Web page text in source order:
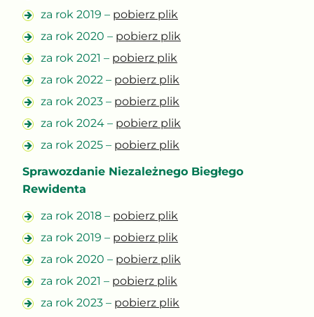
za rok 2019 – pobierz plik
za rok 2020 – pobierz plik
za rok 2021 – pobierz plik
za rok 2022 – pobierz plik
za rok 2023 – pobierz plik
za rok 2024 – pobierz plik
za rok 2025 – pobierz plik
Sprawozdanie Niezależnego Biegłego
Rewidenta
za rok 2018 – pobierz plik
za rok 2019 – pobierz plik
za rok 2020 – pobierz plik
za rok 2021 – pobierz plik
za rok 2023 – pobierz plik